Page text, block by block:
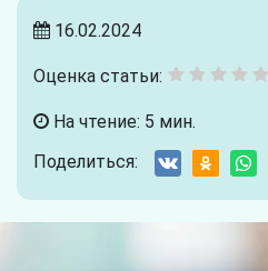
16.02.2024
Оценка статьи:
На чтение: 5 мин.
Поделиться: